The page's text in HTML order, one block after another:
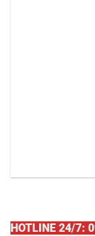
HOTLINE 24/7: